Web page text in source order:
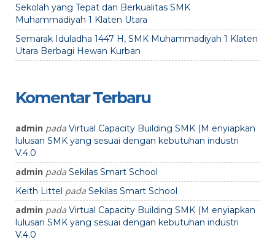
Sekolah yang Tepat dan Berkualitas SMK
Muhammadiyah 1 Klaten Utara
Semarak Iduladha 1447 H, SMK Muhammadiyah 1 Klaten
Utara Berbagi Hewan Kurban
Komentar Terbaru
admin pada Virtual Capacity Building SMK (M enyiapkan
lulusan SMK yang sesuai dengan kebutuhan industri
V.4.0
admin pada Sekilas Smart School
Keith Littel pada Sekilas Smart School
admin pada Virtual Capacity Building SMK (M enyiapkan
lulusan SMK yang sesuai dengan kebutuhan industri
V.4.0